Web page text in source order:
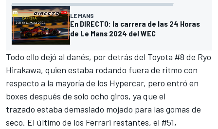
LE MANS
En DIRECTO: la carrera de las 24 Horas
de Le Mans 2024 del WEC
Todo ello dejó al danés, por detrás del Toyota #8 de Ryo
Hirakawa, quien estaba rodando fuera de ritmo con
respecto a la mayoría de los Hypercar, pero entró en
boxes después de solo ocho giros, ya que el
trazado estaba demasiado mojado para las gomas de
seco. El último de los Ferrari restantes, el #51,